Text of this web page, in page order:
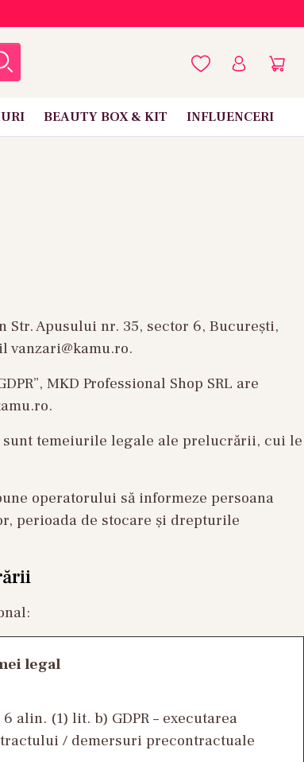
BEAUTY BOX & KIT INFLUENCERI
Str. Apusului nr. 35, sector 6, București,
vanzari@kamu.ro.
MKD Professional Shop SRL are
sunt temeiurile legale ale prelucrării, cui le
operatorului să informeze persoana
perioada de stocare și drepturile
legal
alin. (1) lit. b) GDPR – executarea
/ demersuri precontractuale